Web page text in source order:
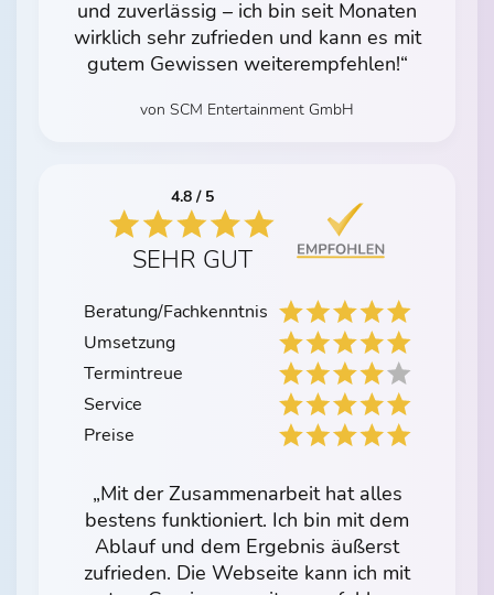
und zuverlässig – ich bin seit Monaten
wirklich sehr zufrieden und kann es mit
gutem Gewissen weiterempfehlen!“
von SCM Entertainment GmbH
4.8 / 5
SEHR GUT
Beratung/Fachkenntnis
Umsetzung
Termintreue
Service
Preise
„Mit der Zusammenarbeit hat alles
bestens funktioniert. Ich bin mit dem
Ablauf und dem Ergebnis äußerst
zufrieden. Die Webseite kann ich mit